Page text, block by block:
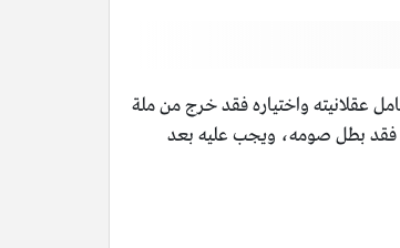
عقلانيته واختياره فقد خرج من ملة
فقد بطل صومه، ويجب عليه بعد